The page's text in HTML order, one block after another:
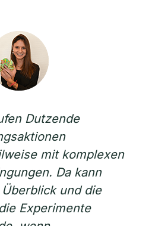
Dutzende
mit komplexen
Da kann
und die
Experimente